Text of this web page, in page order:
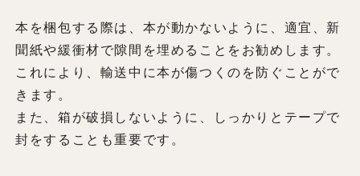
本を梱包する際は、本が動かないように、適宜、新
聞紙や緩衝材で隙間を埋めることをお勧めします。
これにより、輸送中に本が傷つくのを防ぐことがで
きます。
また、箱が破損しないように、しっかりとテープで
封をすることも重要です。